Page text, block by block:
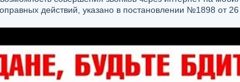
действий, указано в постановлении №1898 от 26